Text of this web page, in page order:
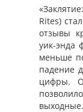
Rites)
отзывы
уик-энда
меньше
падение
цифры.